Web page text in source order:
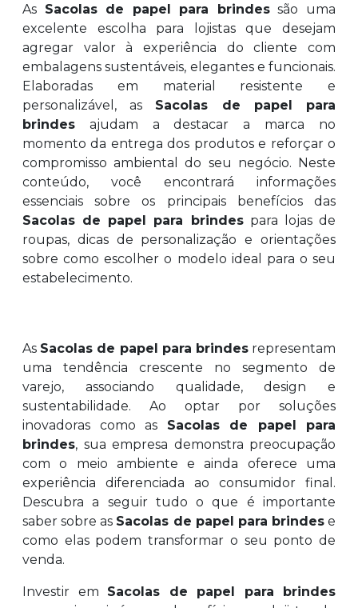
As Sacolas de papel para brindessão uma
excelente escolha para lojistas que desejam
agregar valor à experiência do cliente com
embalagens sustentáveis, elegantes e funcionais.
Elaboradas em material resistente e
personalizável, as Sacolas de papel para
brindes ajudam a destacar a marca no
momento da entrega dos produtos e reforçar o
compromisso ambiental do seu negócio. Neste
conteúdo, você encontrará informações
essenciais sobre os principais benefícios das
Sacolas de papel para brindespara lojas de
roupas, dicas de personalização e orientações
sobre como escolher o modelo ideal para o seu
estabelecimento.
As Sacolas de papel para brindesrepresentam
uma tendência crescente no segmento de
varejo, associando qualidade, design e
sustentabilidade. Ao optar por soluções
inovadoras como as Sacolas de papel para
brindes, sua empresa demonstra preocupação
com o meio ambiente e ainda oferece uma
experiência diferenciada ao consumidor final.
Descubra a seguir tudo o que é importante
saber sobre as Sacolas de papel para brindese
como elas podem transformar o seu ponto de
venda.
Investir em Sacolas de papel para brindes